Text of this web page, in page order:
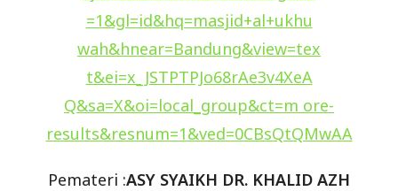
=1&gl=id&hq=masjid+al+ukhu​
wah&hnear=Bandung&view=tex​
t&ei=x_JSTPTPJo68rAe3v4XeA​
Q&sa=X&oi=local_group&ct=m​ ore-
results&resnum=1&ved=0​CBsQtQMwAA
Pemateri :ASY SYAIKH DR. KHALID AZH